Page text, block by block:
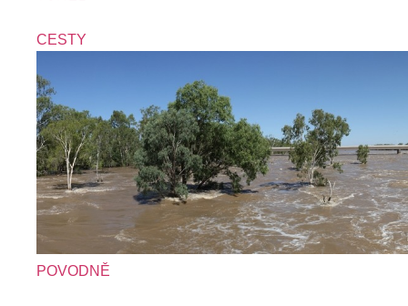
CESTY
POVODNĚ